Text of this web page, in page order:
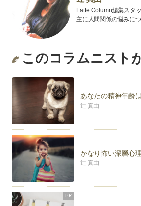
Latte Column編集スタッ
主に人間関係の悩みに
このコラムニスト
あなたの精神年齢
辻 真由
かなり怖い深層心
辻 真由
PR